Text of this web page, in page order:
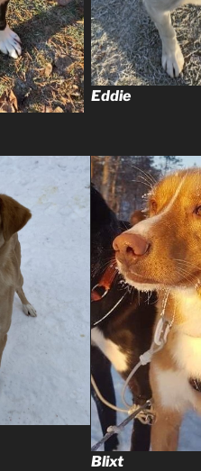
Eddie
Blixt